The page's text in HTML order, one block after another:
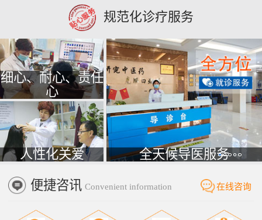
规范化诊疗服务
细心、耐心、责任
心
人性化关爱 全天候导医服务
便捷咨讯 Convenient information 在线咨询